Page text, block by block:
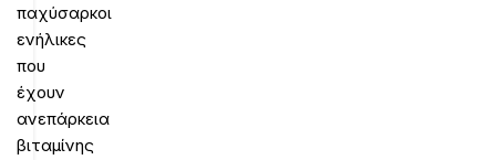
παχύσαρκοι
ενήλικες
που
έχουν
ανεπάρκεια
βιταμίνης